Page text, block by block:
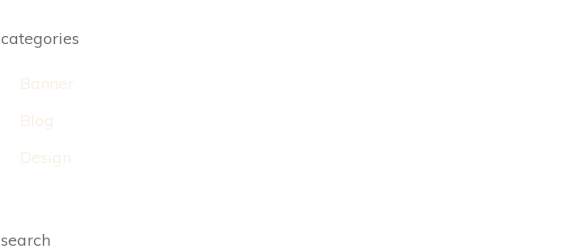
categories
Banner
Blog
Design
search